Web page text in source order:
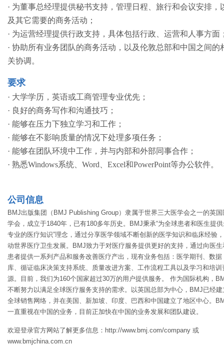
· 为董事总经理提供秘书支持，管理日程、旅行和会议安排，
及其它需要的商务活动；
· 为运营经理提供行政支持，具体包括行政、运营和人事方面
· 协助所有业务团队的商务活动，以及伦敦总部和中国之间的
关协调。
要求
· 大学学历，英语或工商管理专业优先；
· 良好的商务写作和沟通技巧；
· 能够在压力下独立学习和工作；
· 能够在不影响质量的情况下处理多项任务；
· 能够在团队环境中工作，并与内部和外部同事合作；
· 熟悉Windows系统、Word、Excel和PowerPoint等办公软件。
公司信息
BMJ出版集团（BMJ Publishing Group）隶属于世界三大医学会之一的英国
学会，成立于1840年，已有180多年历史。BMJ秉承“为全球患者和医生提
专业的医疗知识”理念，通过分享医学领域不断创新的医学知识和临床经验
动世界医疗卫生发展。BMJ致力于对医疗服务提供更好的支持，通过向医生
患者提供一系列产品和服务改善医疗产出，现有业务包括：医学期刊、数据
库、循证临床决策支持系统、质量改进方案、工作流程工具以及学习和培训
源。目前，我们为160个国家超过30万的用户提供服务。 作为国际机构，
不断努力以满足全球医疗服务支持的需求。以英国总部为中心，BMJ已经建
全球销售网络，并在美国、新加坡、印度、巴西和中国建立了地区中心。
一直重视在中国的业务，目前正加快在中国的业务发展和团队建设。
欢迎登录官方网站了解更多信息：http://www.bmj.com/company 或
www.bmjchina.com.cn